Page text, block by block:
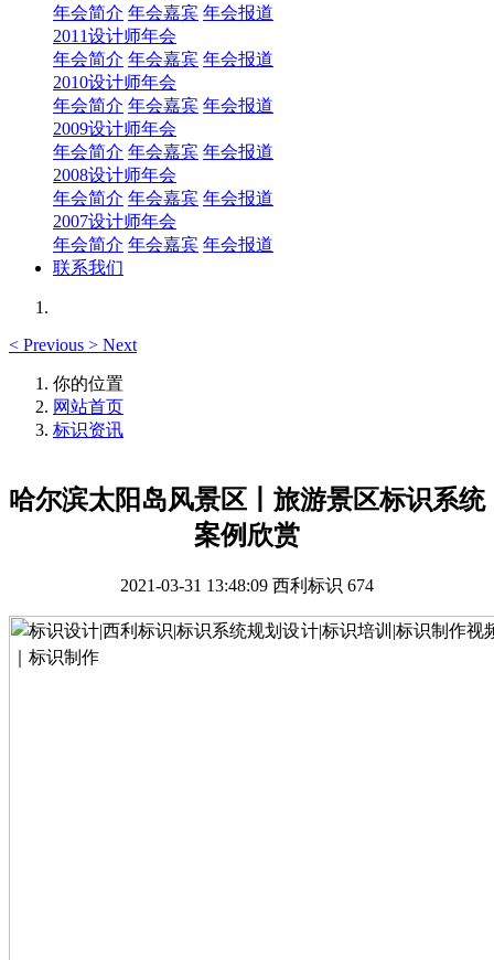
年会简介 年会嘉宾 年会报道
2011设计师年会
年会简介 年会嘉宾 年会报道
2010设计师年会
年会简介 年会嘉宾 年会报道
2009设计师年会
年会简介 年会嘉宾 年会报道
2008设计师年会
年会简介 年会嘉宾 年会报道
2007设计师年会
年会简介 年会嘉宾 年会报道
联系我们
< Previous > Next
你的位置
网站首页
标识资讯
哈尔滨太阳岛风景区丨旅游景区标识系统
案例欣赏
2021-03-31 13:48:09 西利标识 674